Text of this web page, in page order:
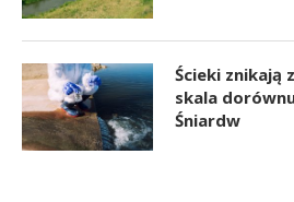
Ścieki znikają
skala
Śniardw